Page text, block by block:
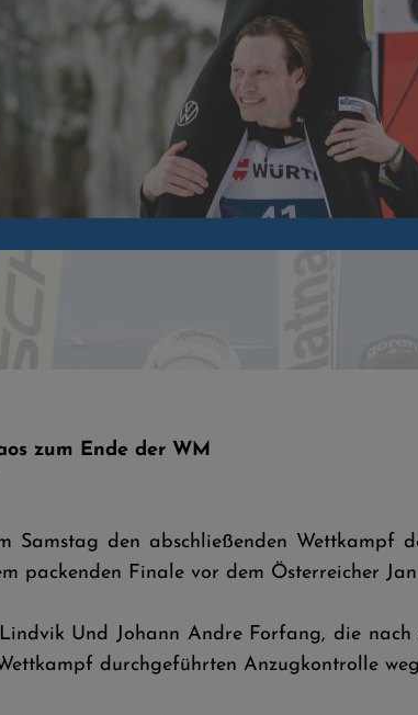
zum Ende der WM
Samstag den abschließenden
packenden Finale vor dem Österreicher
Und Johann Andre Forfang, die
durchgeführten Anzugkontrolle